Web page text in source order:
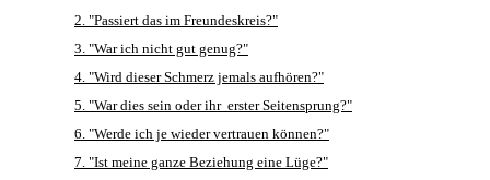
2. "Passiert das im Freundeskreis?"
3. "War ich nicht gut genug?"
4. "Wird dieser Schmerz jemals aufhören?"
5. "War dies sein oder ihr erster Seitensprung?"
6. "Werde ich je wieder vertrauen können?"
7. "Ist meine ganze Beziehung eine Lüge?"